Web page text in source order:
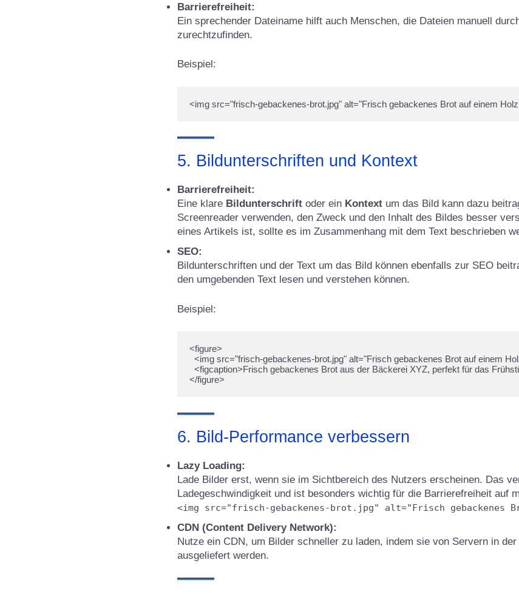
Barrierefreiheit:
Ein sprechender Dateiname hilft auch Menschen, die Dateien manuell
zurechtzufinden.
Beispiel:
5. Bildunterschriften und Kontext
Barrierefreiheit:
Eine klare Bildunterschrift oder ein Kontext um das Bild kann dazu
Screenreader verwenden, den Zweck und den Inhalt des Bildes besser
eines Artikels ist, sollte es im Zusammenhang mit dem Text beschrieben
SEO:
Bildunterschriften und der Text um das Bild können ebenfalls zur SEO
den umgebenden Text lesen und verstehen können.
Beispiel:
<figure>
6. Bild-Performance verbessern
Lazy Loading:
Lade Bilder erst, wenn sie im Sichtbereich des Nutzers erscheinen. Das
Ladegeschwindigkeit und ist besonders wichtig für die Barrierefreiheit auf
<img src="frisch-gebackenes-brot.jpg" alt="Frisch gebackenes
CDN (Content Delivery Network):
Nutze ein CDN, um Bilder schneller zu laden, indem sie von Servern in
ausgeliefert werden.